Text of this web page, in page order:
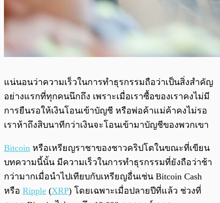
แน่นอนว่าความเร็วในการทำธุรกรรมถือว่าเป็นสิ่งสำคัญ
อย่างแรกที่ทุกคนนึกถึง เพราะเมื่อเราซื้อของเราคงไม่มี
การยืนรอให้เงินโอนเข้าบัญชี หรือพ่อค้าแม่ค้าคงไม่รอ
เราห้าถึงสิบนาทีกว่าเงินจะโอนเข้ามาบัญชีของพวกเขา
Bitcoin หรือเหรียญราชาของชาวคริปโตในขณะที่เขียน
บทความนี้นั้น มีความเร็วในการทำธุรกรรมที่ยังถือว่าช้า
กว่ามากเมื่อนำไปเทียบกับเหรียญอื่นเช่น Bitcoin Cash
หรือ Ripple (XRP) โดยเฉพาะเมื่อปลายปีที่แล้ว ช่วงที่